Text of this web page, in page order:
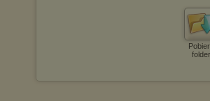
folder